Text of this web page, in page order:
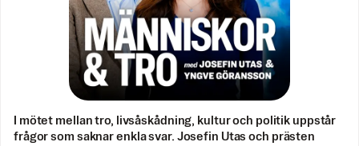
I mötet mellan tro, livsåskådning, kultur och politik uppstår
frågor som saknar enkla svar. Josefin Utas och prästen